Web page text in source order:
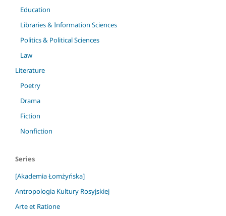
Education
Libraries & Information Sciences
Politics & Political Sciences
Law
Literature
Poetry
Drama
Fiction
Nonfiction
Series
[Akademia Łomżyńska]
Antropologia Kultury Rosyjskiej
Arte et Ratione